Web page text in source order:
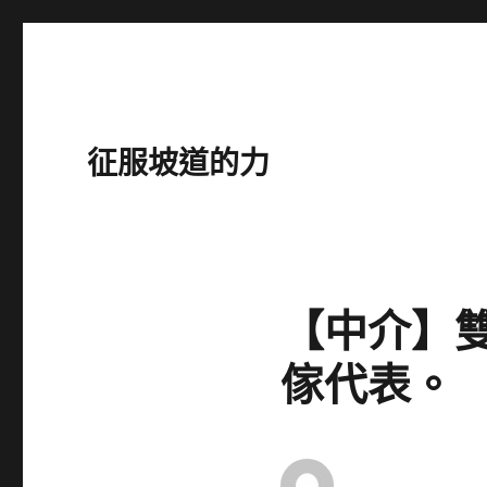
征服坡道的力
【中介
傢代表。